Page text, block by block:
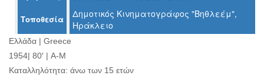
ΤΟΠΟΣ
ΔΗΜΟΣ
Τοποθεσία
Δημοτικός Κινηματογράφος "Βηθλεέμ",
Ηράκλειο
Ελλάδα | Greece
1954| 80′ | Α-Μ
Καταλληλότητα: άνω των 15 ετών